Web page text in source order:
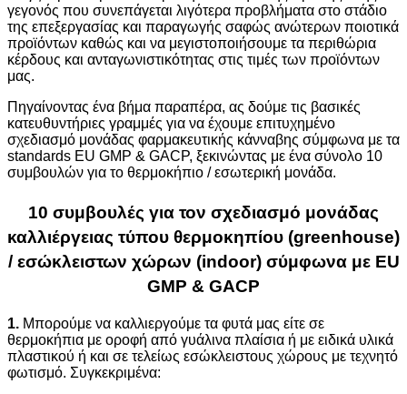
γεγονός που συνεπάγεται λιγότερα προβλήματα στο στάδιο
της επεξεργασίας και παραγωγής σαφώς ανώτερων ποιοτικά
προϊόντων καθώς και να μεγιστοποιήσουμε τα περιθώρια
κέρδους και ανταγωνιστικότητας στις τιμές των προϊόντων
μας.
Πηγαίνοντας ένα βήμα παραπέρα, ας δούμε τις βασικές
κατευθυντήριες γραμμές για να έχουμε επιτυχημένο
σχεδιασμό μονάδας φαρμακευτικής κάνναβης σύμφωνα με τα
standards EU GMP & GACP, ξεκινώντας με ένα σύνολο 10
συμβουλών για το θερμοκήπιο / εσωτερική μονάδα.
10 συμβουλές για τον σχεδιασμό μονάδας
καλλιέργειας τύπου θερμοκηπίου (greenhouse)
/ εσώκλειστων χώρων (indoor) σύμφωνα με EU
GMP & GACP
1. Μπορούμε να καλλιεργούμε τα φυτά μας είτε σε
θερμοκήπια με οροφή από γυάλινα πλαίσια ή με ειδικά υλικά
πλαστικού ή και σε τελείως εσώκλειστους χώρους με τεχνητό
φωτισμό. Συγκεκριμένα: